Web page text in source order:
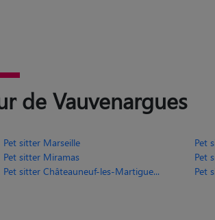
de Vauvenargues
Pet sitter Marseille
Pet
Pet sitter Miramas
Pet
Pet sitter Châteauneuf-les-Martigue...
Pet